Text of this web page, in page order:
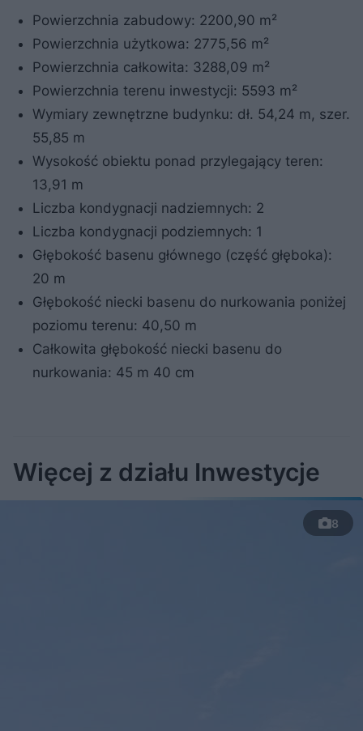
Powierzchnia zabudowy: 2200,90 m²
Powierzchnia użytkowa: 2775,56 m²
Powierzchnia całkowita: 3288,09 m²
Powierzchnia terenu inwestycji: 5593 m²
Wymiary zewnętrzne budynku: dł. 54,24 m, szer.
55,85 m
Wysokość obiektu ponad przylegający teren:
13,91 m
Liczba kondygnacji nadziemnych: 2
Liczba kondygnacji podziemnych: 1
Głębokość basenu głównego (część głęboka):
20 m
Głębokość niecki basenu do nurkowania poniżej
poziomu terenu: 40,50 m
Całkowita głębokość niecki basenu do
nurkowania: 45 m 40 cm
Więcej z działu Inwestycje
8